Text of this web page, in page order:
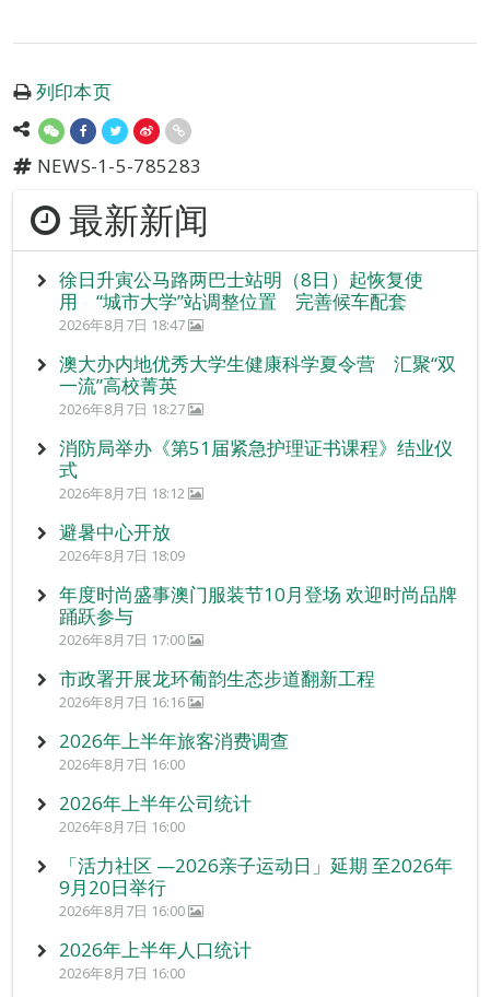
列印本页
NEWS-1-5-785283
最新新闻
徐日升寅公马路两巴士站明（8日）起恢复使
用 “城市大学”站调整位置 完善候车配套
2026年8月7日 18:47
澳大办内地优秀大学生健康科学夏令营 汇聚“双
一流”高校菁英
2026年8月7日 18:27
消防局举办《第51届紧急护理证书课程》结业仪
式
2026年8月7日 18:12
避暑中心开放
2026年8月7日 18:09
年度时尚盛事澳门服装节10月登场 欢迎时尚品牌
踊跃参与
2026年8月7日 17:00
市政署开展龙环葡韵生态步道翻新工程
2026年8月7日 16:16
2026年上半年旅客消费调查
2026年8月7日 16:00
2026年上半年公司统计
2026年8月7日 16:00
「活力社区 —2026亲子运动日」延期 至2026年
9月20日举行
2026年8月7日 16:00
2026年上半年人口统计
2026年8月7日 16:00